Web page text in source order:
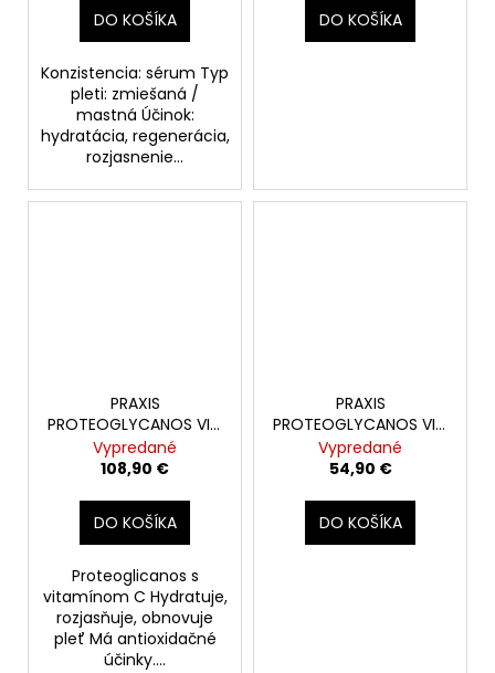
DO KOŠÍKA
Konzistencia: sérum Typ
pleti: zmiešaná /
mastná Účinok:
hydratácia, regenerácia,
rozjasnenie...
DO KOŠÍKA
PRAXIS
PROTEOGLYCANOS VIT.
C+ 24amp.
Vypredané
108,90 €
DO KOŠÍKA
Proteoglicanos s
vitamínom C Hydratuje,
rozjasňuje, obnovuje
pleť Má antioxidačné
účinky....
PRAXIS
PROTEOGLYCANOS VIT.
C+ SET 6+6amp.
Vypredané
54,90 €
DO KOŠÍKA